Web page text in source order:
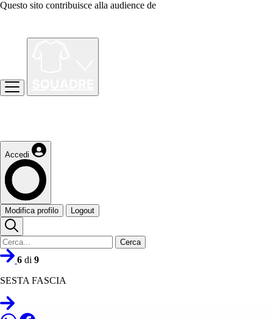
Questo sito contribuisce alla audience de
Accedi
Modifica profilo Logout
Cerca
6 di 9
SESTA FASCIA